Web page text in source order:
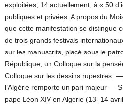
exploitées, 14 actuellement, à « 50
publiques et privées. A propos du
que cette manifestation se distingue
de trois grands festivals
sur les manuscrits, placé sous le
République, un Colloque sur la
Colloque sur les dessins rupestres. —
l’Algérie remporte un pari majeur —
pape Léon XIV en Algérie (13- 14